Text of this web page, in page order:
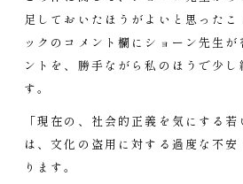
足しておいたほうがよいと思った
ックのコメント欄にショーン先生
ントを、勝手ながら私のほうで少し
す。
「現在の、 社会的正義を気にする
は、文化の盗用に対する過度な不
ります。